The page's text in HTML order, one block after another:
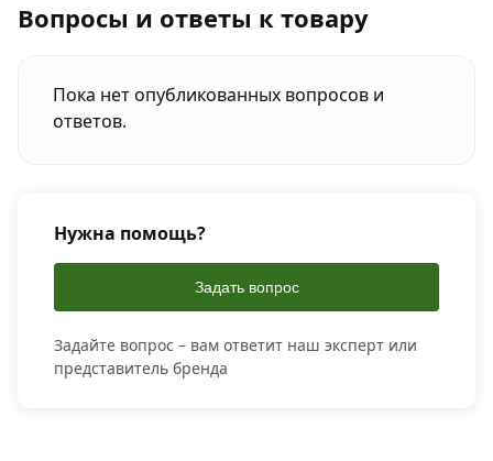
Вопросы и ответы к товару
Пока нет опубликованных вопросов и
ответов.
Нужна помощь?
Задать вопрос
Задайте вопрос – вам ответит наш эксперт или
представитель бренда